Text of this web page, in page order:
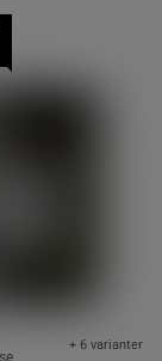
+ 6 varianter